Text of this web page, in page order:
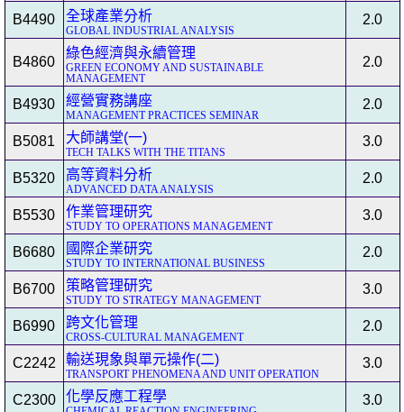
B4490 全球產業分析
GLOBAL INDUSTRIAL ANALYSIS
2.0
B4860
綠色經濟與永續管理
GREEN ECONOMY AND SUSTAINABLE
MANAGEMENT
2.0
B4930 經營實務講座
MANAGEMENT PRACTICES SEMINAR
2.0
B5081 大師講堂(一)
TECH TALKS WITH THE TITANS
3.0
B5320 高等資料分析
ADVANCED DATA ANALYSIS
2.0
B5530 作業管理研究
STUDY TO OPERATIONS MANAGEMENT
3.0
B6680 國際企業研究
STUDY TO INTERNATIONAL BUSINESS
2.0
B6700 策略管理研究
STUDY TO STRATEGY MANAGEMENT
3.0
B6990 跨文化管理
CROSS-CULTURAL MANAGEMENT
2.0
C2242 輸送現象與單元操作(二)
TRANSPORT PHENOMENA AND UNIT OPERATION
3.0
C2300 化學反應工程學 3.0